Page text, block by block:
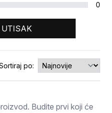
0
UTISAK
po:
Budite prvi koji će